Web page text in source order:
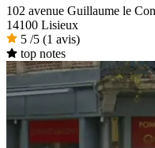
102 avenue Guillaume le
14100 Lisieux
5 /5 (1 avis)
top notes